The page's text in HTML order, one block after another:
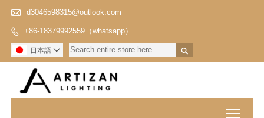
 d3046598315@outlook.com
 +86-18379992559（whatsapp）

日本語 